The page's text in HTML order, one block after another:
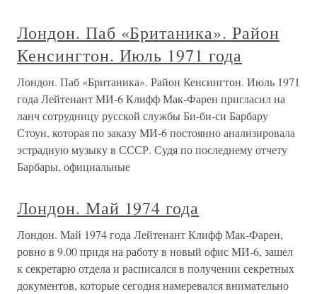
Лондон. Паб «Британика». Район
Кенсингтон. Июль 1971 года
Лондон. Паб «Британика». Район Кенсингтон. Июль 1971
года Лейтенант МИ-6 Клифф Мак-Фарен пригласил на
ланч сотрудницу русской службы Би-би-си Барбару
Стоун, которая по заказу МИ-6 постоянно анализировала
эстрадную музыку в СССР. Судя по последнему отчету
Барбары, официальные
Лондон. Май 1974 года
Лондон. Май 1974 года Лейтенант Клифф Мак-Фарен,
ровно в 9.00 придя на работу в новый офис МИ-6, зашел
к секретарю отдела и расписался в получении секретных
документов, которые сегодня намеревался внимательно